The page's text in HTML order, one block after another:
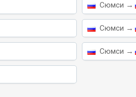
Сюмси →
Сюмси →
Сюмси →